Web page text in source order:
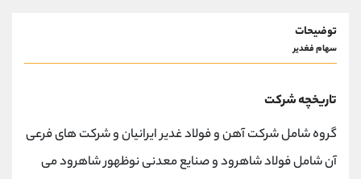
توضیحات
سهام فغدیر
تاریخچه شرکت
گروه شامل شرکت آهن و فولاد غدیر ایرانیان و شرکت های فرعی
آن شامل فولاد شاهرود و صنایع معدنی نوظهور شاهرود می